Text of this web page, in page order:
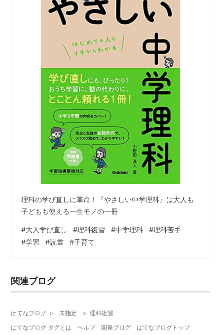
理科の学び直しに革命！『やさしい中学理科』は大人も
子どもも使える一生モノの一冊
#大人学び直し #理科復習 #中学理科 #理科苦手
#学習 #読書 #子育て
関連ブログ
はてなブログ > 未指定 > 理科復習
はてなブログ タグとは
ヘルプ 開発ブログ はてなブログトップ